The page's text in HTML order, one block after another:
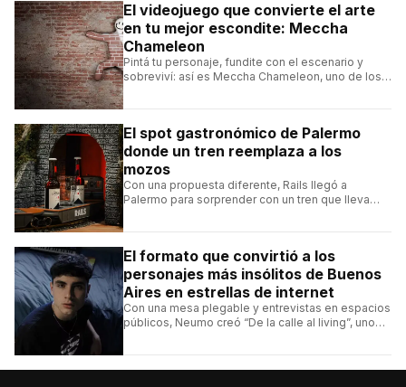
El videojuego que convierte el arte
en tu mejor escondite: Meccha
Chameleon
Pintá tu personaje, fundite con el escenario y
sobreviví: así es Meccha Chameleon, uno de los
El spot gastronómico de Palermo
donde un tren reemplaza a los
mozos
Con una propuesta diferente, Rails llegó a
Palermo para sorprender con un tren que lleva
El formato que convirtió a los
personajes más insólitos de Buenos
Aires en estrellas de internet
Con una mesa plegable y entrevistas en espacios
públicos, Neumo creó “De la calle al living”, uno